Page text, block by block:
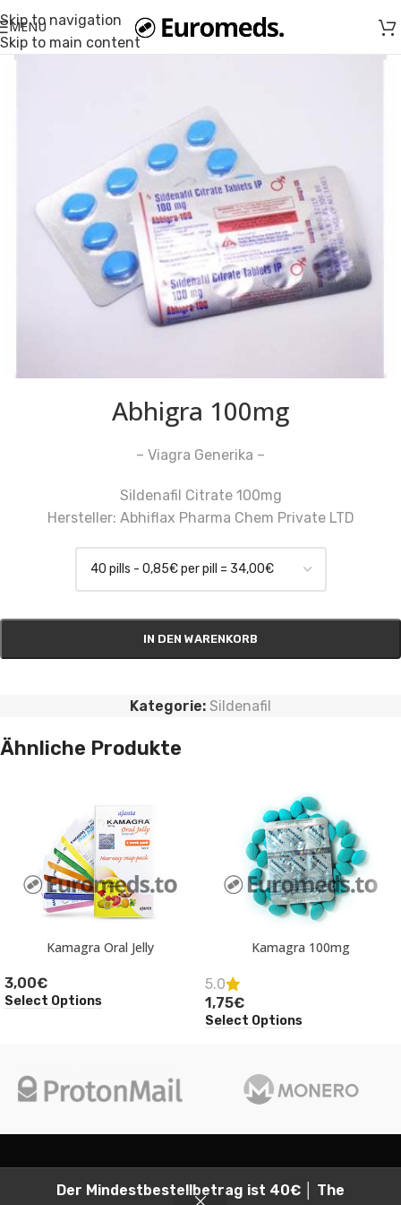
Der Mindestbestellbetrag ist 40€ │ The
Skip to navigation
Skip to main content
MENU
Abhigra 100mg
– Viagra Generika –
Sildenafil Citrate 100mg
Hersteller: Abhiflax Pharma Chem Private LTD
IN DEN WARENKORB
Kategorie: Sildenafil
Ähnliche Produkte
Kamagra Oral Jelly
3,00€
Select Options
Kamagra 100mg
5.0
1,75€
Select Options
2026 Euromeds, all rights reserved.